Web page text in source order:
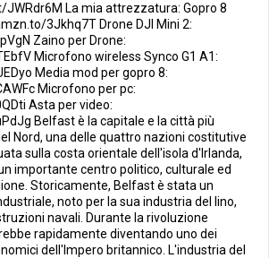
La mia attrezzatura: Gopro 8
3Jkhq7T Drone DJI Mini 2:
Zaino per Drone:
Microfono wireless Synco G1 A1:
Media mod per gopro 8:
Microfono per pc:
Asta per video:
Belfast è la capitale e la città più
Nord, una delle quattro nazioni costitutive
sulla costa orientale dell'isola d'Irlanda,
importante centro politico, culturale ed
Storicamente, Belfast è stata un
noto per la sua industria del lino,
navali. Durante la rivoluzione
rapidamente diventando uno dei
dell'Impero britannico. L'industria del